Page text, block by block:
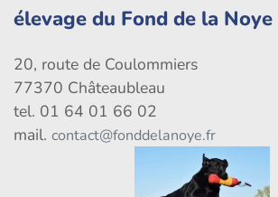
élevage du Fond de la Noye
20, route de Coulommiers
77370 Châteaubleau
tel. 01 64 01 66 02
mail. contact@fonddelanoye.fr